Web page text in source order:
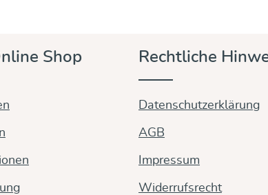
Shop Rechtliche
Datenschutzerklärung
AGB
Impressum
Widerrufsrecht